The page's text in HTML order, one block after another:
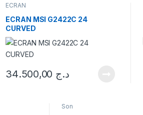
ECRAN
ECRAN MSI G2422C 24
CURVED
د.ج
Son